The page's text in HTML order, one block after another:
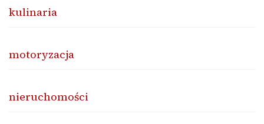
kulinaria
motoryzacja
nieruchomości